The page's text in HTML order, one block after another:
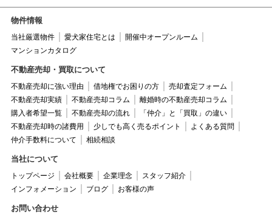
物件情報
当社厳選物件 愛犬家住宅とは
開催中オープンルーム
マンションカタログ
不動産売却・買取について
不動産売却に強い理由 借地権でお困りの方
売却査定フォーム
不動産売却実績
不動産売却コラム
離婚時の不動産売却コラム
購入者希望一覧
不動産売却の流れ
「仲介」と「買取」の違い
不動産売却時の諸費用
少しでも高く売るポイント
よくある質問
仲介手数料について
相続相談
当社について
トップページ 会社概要 企業理念
スタッフ紹介
インフォメーション
ブログ お客様の声
お問い合わせ